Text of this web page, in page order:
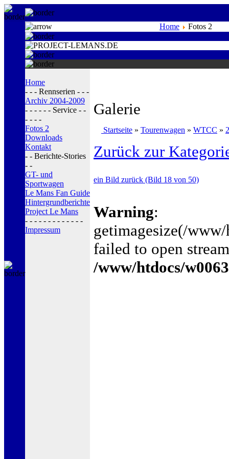
Home Fotos 2
Home
- - - Rennserien - - -
Archiv 2004-2009
- - - - - - Service - -
- - - -
Fotos 2
Downloads
Kontakt
- - Berichte-Stories
- -
GT- und
Sportwagen
Le Mans Fan Guide
Hintergrundberichte
Project Le Mans
- - - - - - - - - - - - -
Impressum
Galerie
Startseite » Tourenwagen » WTCC »
Zurück zur
ein Bild zurück (Bild 18 von 50)
Warning:
getimagesize(/
failed to open
/www/htdocs/